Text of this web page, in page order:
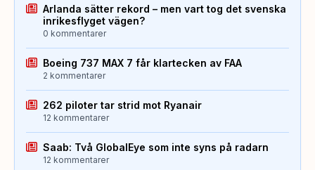
Arlanda sätter rekord – men vart tog det svenska
inrikesflyget vägen?
0 kommentarer
Boeing 737 MAX 7 får klartecken av FAA
2 kommentarer
262 piloter tar strid mot Ryanair
12 kommentarer
Saab: Två GlobalEye som inte syns på radarn
12 kommentarer